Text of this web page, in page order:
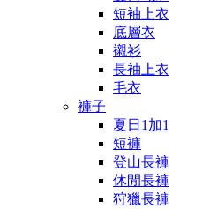
短袖上衣
底層衣
襯衫
長袖上衣
毛衣
褲子
夏日1加1
短褲
登山長褲
休閒長褲
狩獵長褲